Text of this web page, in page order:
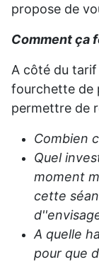
propose de
Comment ça
A côté du
fourchette de
permettre de
Combien
Quel
moment
cette
A quelle
pour que